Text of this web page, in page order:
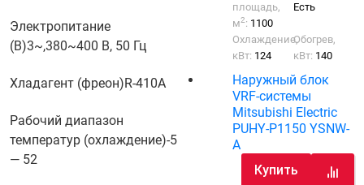
Электропитание
(В)3~,380~400 В, 50 Гц
Хладагент (фреон)R-410A
Рабочий диапазон
температур (охлаждение)-5
— 52
площадь,
м2: 1100
Есть
Охлаждение,
кВт: 124
Обогрев,
кВт: 140
Наружный блок
VRF-системы
Mitsubishi Electric
PUHY-P1150 YSNW-
A
Купить